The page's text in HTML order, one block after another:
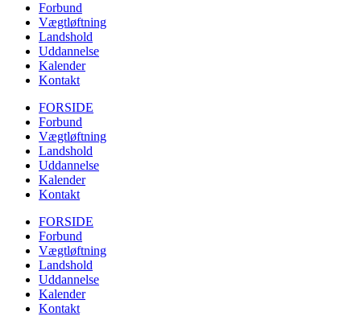
Forbund
Vægtløftning
Landshold
Uddannelse
Kalender
Kontakt
FORSIDE
Forbund
Vægtløftning
Landshold
Uddannelse
Kalender
Kontakt
FORSIDE
Forbund
Vægtløftning
Landshold
Uddannelse
Kalender
Kontakt